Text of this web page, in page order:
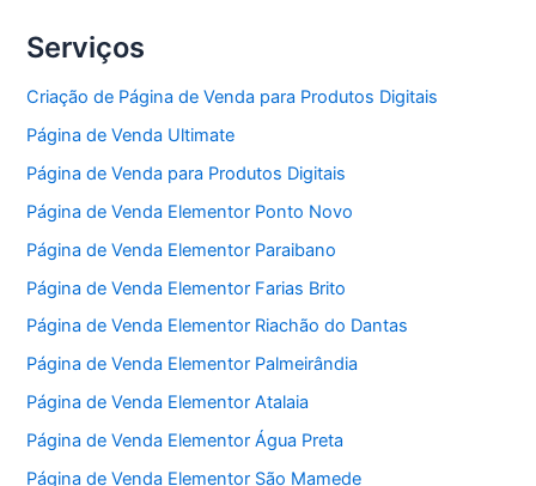
Serviços
Criação de Página de Venda para Produtos Digitais
Página de Venda Ultimate
Página de Venda para Produtos Digitais
Página de Venda Elementor Ponto Novo
Página de Venda Elementor Paraibano
Página de Venda Elementor Farias Brito
Página de Venda Elementor Riachão do Dantas
Página de Venda Elementor Palmeirândia
Página de Venda Elementor Atalaia
Página de Venda Elementor Água Preta
Página de Venda Elementor São Mamede